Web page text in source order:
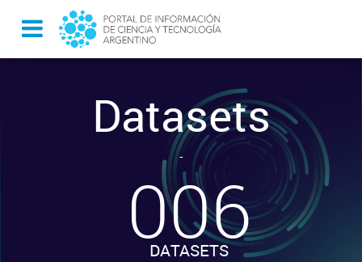
Datasets
-
006
DATASETS